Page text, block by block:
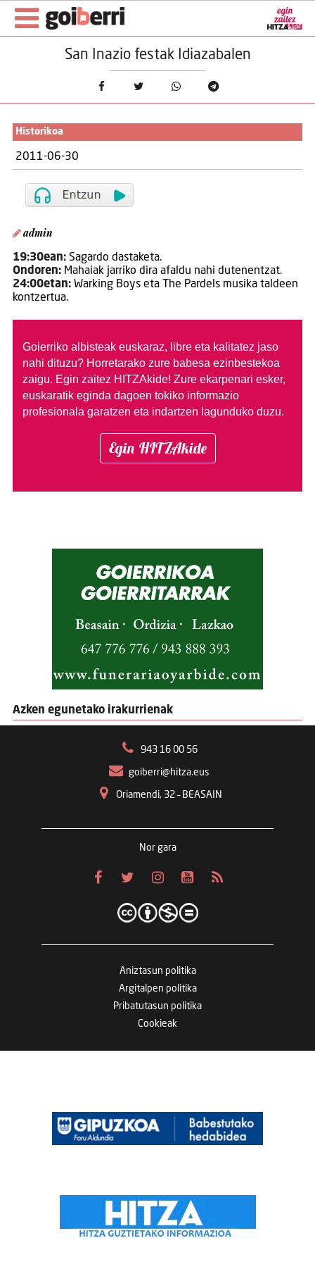
San Inazio festak Idiazabalen
Historikoa
2011-06-30
admin
19:30ean: Sagardo dastaketa.
Ondoren:Mahaiak jarriko dira afaldu nahi dutenentzat.
24:00etan:Warking Boys eta The Pardels musika taldeen
kontzertua.
Goierriko albisteak euskaraz, libre eta kalitatez jaso
nahi dituzu? Horretarako zure babesa ezinbestekoa
zaigu. Egin zaitez HITZAkide! Zure ekarpenari esker,
euskaratik eginda dagoen tokiko informazio
profesionala garatzen eta indartzen lagunduko duzu.
Egin HITZAkide
Azken egunetako irakurrienak
943 16 00 56
goiberri@hitza.eus
Oriamendi, 32 – BEASAIN
Nor gara
Aniztasun politika
Argitalpen politika
Pribatutasun politika
Cookieak